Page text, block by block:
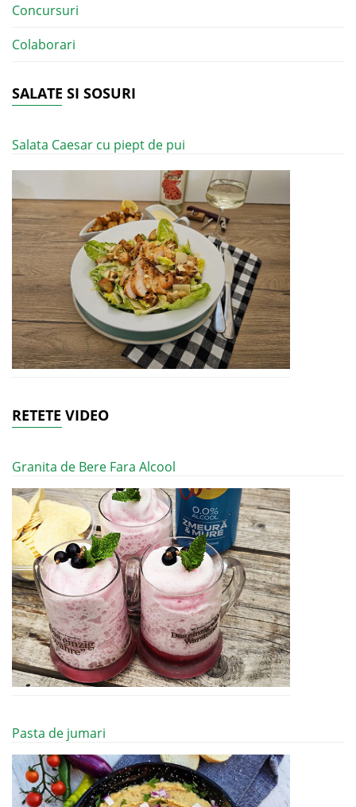
Concursuri
Colaborari
SALATE SI SOSURI
Salata Caesar cu piept de pui
RETETE VIDEO
Granita de Bere Fara Alcool
Pasta de jumari